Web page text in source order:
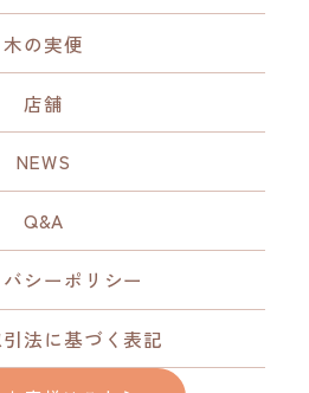
木の実便
店舗
NEWS
Q&A
シーポリシー
法に基づく表記